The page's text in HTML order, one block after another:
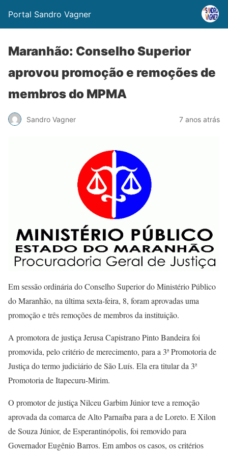
Portal Sandro Vagner
Maranhão: Conselho Superior
aprovou promoção e remoções de
membros do MPMA
Sandro Vagner 7 anos atrás
Em sessão ordinária do Conselho Superior do Ministério Público
do Maranhão, na última sexta-feira, 8, foram aprovadas uma
promoção e três remoções de membros da instituição.
A promotora de justiça Jerusa Capistrano Pinto Bandeira foi
promovida, pelo critério de merecimento, para a 3ª Promotoria de
Justiça do termo judiciário de São Luís. Ela era titular da 3ª
Promotoria de Itapecuru-Mirim.
O promotor de justiça Nilceu Garbim Júnior teve a remoção
aprovada da comarca de Alto Parnaíba para a de Loreto. E Xilon
de Souza Júnior, de Esperantinópolis, foi removido para
Governador Eugênio Barros. Em ambos os casos, os critérios